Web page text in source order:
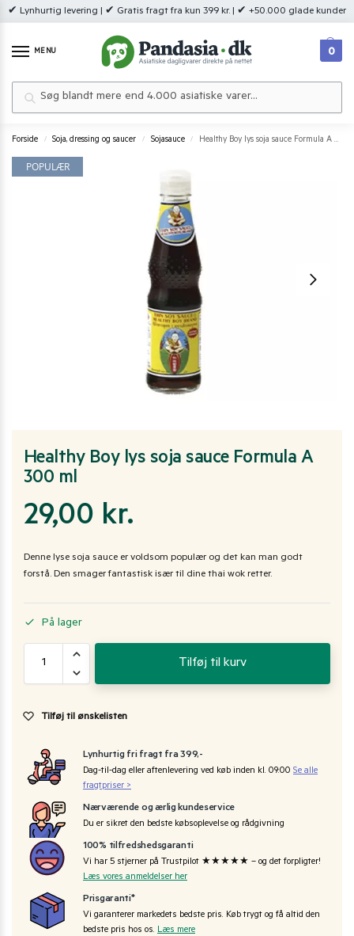
✔ Lynhurtig levering | ✔ Gratis fragt fra kun 399 kr. | ✔ +50.000 glade kunder
MENU 0
Forside / Soja, dressing og saucer / Sojasauce / Healthy Boy lys soja sauce Formula A 300 ml
POPULÆR
Healthy Boy lys soja sauce Formula A
300 ml
29,00 kr.
Denne lyse soja sauce er voldsom populær og det kan man godt
forstå. Den smager fantastisk især til dine thai wok retter.
På lager
Tilføj til kurv
Tilføj til ønskelisten
Lynhurtig fri fragt fra 399,-
Dag-til-dag eller aftenlevering ved køb inden kl. 09:00 Se alle
fragtpriser >
Nærværende og ærlig kundeservice
Du er sikret den bedste købsoplevelse og rådgivning
100% tilfredshedsgaranti
Vi har 5 stjerner på Trustpilot ★★★★★ – og det forpligter!
Læs vores anmeldelser her
Prisgaranti*
Vi garanterer markedets bedste pris. Køb trygt og få altid den
bedste pris hos os. Læs mere